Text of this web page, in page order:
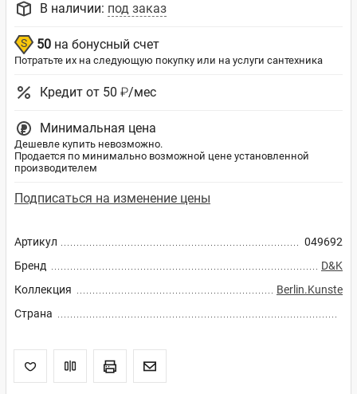
Артикул
049692
Бренд
D&K
Коллекция
Berlin.Kunste
Страна
В наличии: под заказ
50 на бонусный счет
Потратьте их на следующую покупку или на услуги сантехника
Кредит от 50 ₽/мес
Минимальная цена
Дешевле купить невозможно.
Продается по минимально возможной цене установленной
производителем
Подписаться на изменение цены